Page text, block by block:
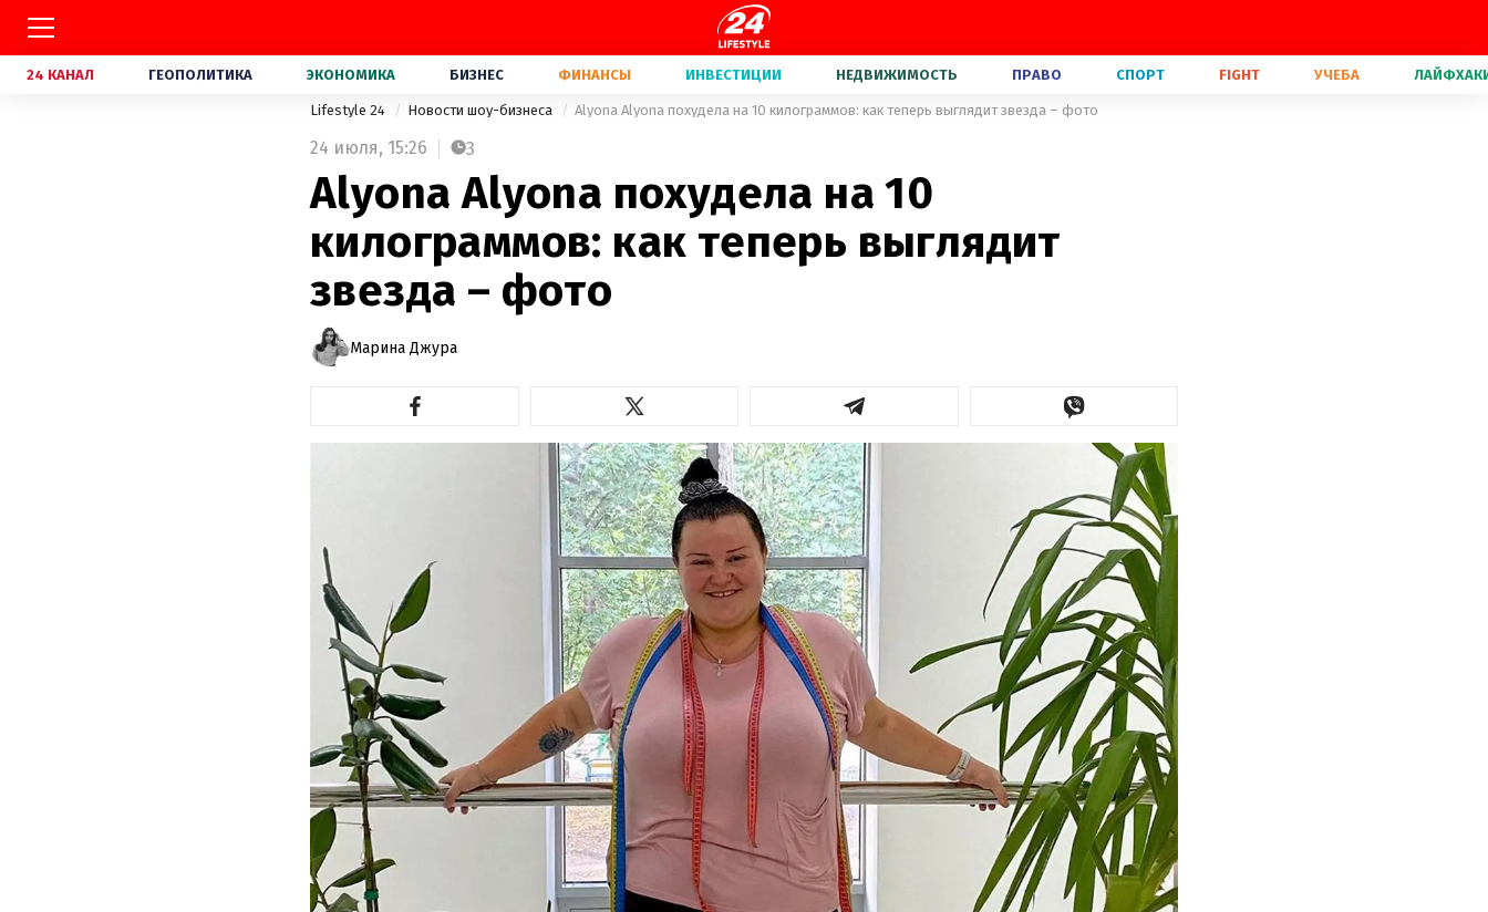
24 КАНАЛ ГЕОПОЛИТИКА ЭКОНОМИКА БИЗНЕС ФИНАНСЫ ИНВЕСТИЦИИ НЕДВИЖИМОСТЬ ПРАВО СПОРТ FIGHT УЧЕБА
Lifestyle 24 Новости шоу-бизнеса Alyona Alyona похудела на 10 килограммов: как теперь выглядит звезда – фото
24 июля, 15:26 3
Alyona Alyona похудела на 10
килограммов: как теперь выглядит
звезда – фото
Марина Джура